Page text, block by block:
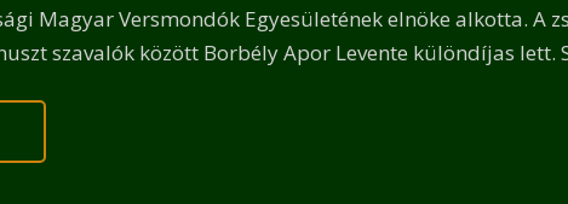
Magyar Versmondók Egyesületének elnöke alkotta. A
szavalók között Borbély Apor Levente különdíjas